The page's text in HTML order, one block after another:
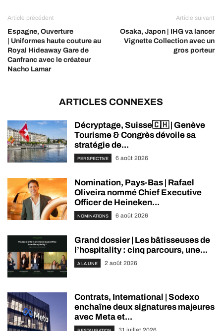
Article précédent
Espagne, Ouverture
| Uniformes haute couture au
Royal Hideaway Gare de
Canfranc avec le créateur
Nacho Lamar
Article suivant
Osaka, Japon | IHG va lancer
Vignette Collection avec un
gros porteur
ARTICLES CONNEXES
Décryptage, Suisse🇨🇭 | Genève
Tourisme & Congrès dévoile sa
stratégie de...
PERSPECTIVE 6 août 2026
Nomination, Pays-Bas | Rafael
Oliveira nommé Chief Executive
Officer de Heineken...
NOMINATIONS 6 août 2026
Grand dossier | Les bâtisseuses de
l’hospitality : cinq parcours, une...
A LA UNE 2 août 2026
Contrats, International | Sodexo
enchaîne deux signatures majeures
avec Meta et...